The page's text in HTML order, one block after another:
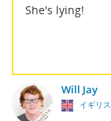
She's lying!
Will Jay
イギリス